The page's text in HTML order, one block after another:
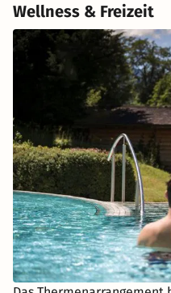
Wellness & Freizeit